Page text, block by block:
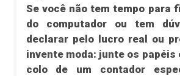
Se você não tem tempo para
do computador ou tem
declarar pelo lucro real ou
invente moda: junte os papéis
colo de um contador